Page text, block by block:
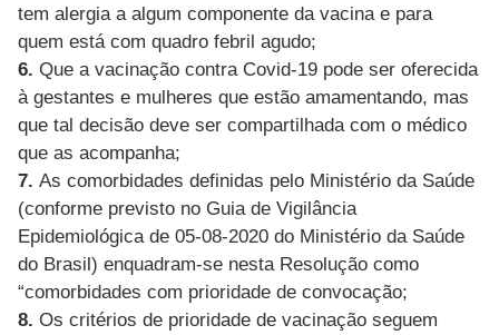
tem alergia a algum componente da vacina e para
quem está com quadro febril agudo;
6. Que a vacinação contra Covid-19 pode ser oferecida
à gestantes e mulheres que estão amamentando, mas
que tal decisão deve ser compartilhada com o médico
que as acompanha;
7. As comorbidades definidas pelo Ministério da Saúde
(conforme previsto no Guia de Vigilância
Epidemiológica de 05-08-2020 do Ministério da Saúde
do Brasil) enquadram-se nesta Resolução como
“comorbidades com prioridade de convocação;
8. Os critérios de prioridade de vacinação seguem